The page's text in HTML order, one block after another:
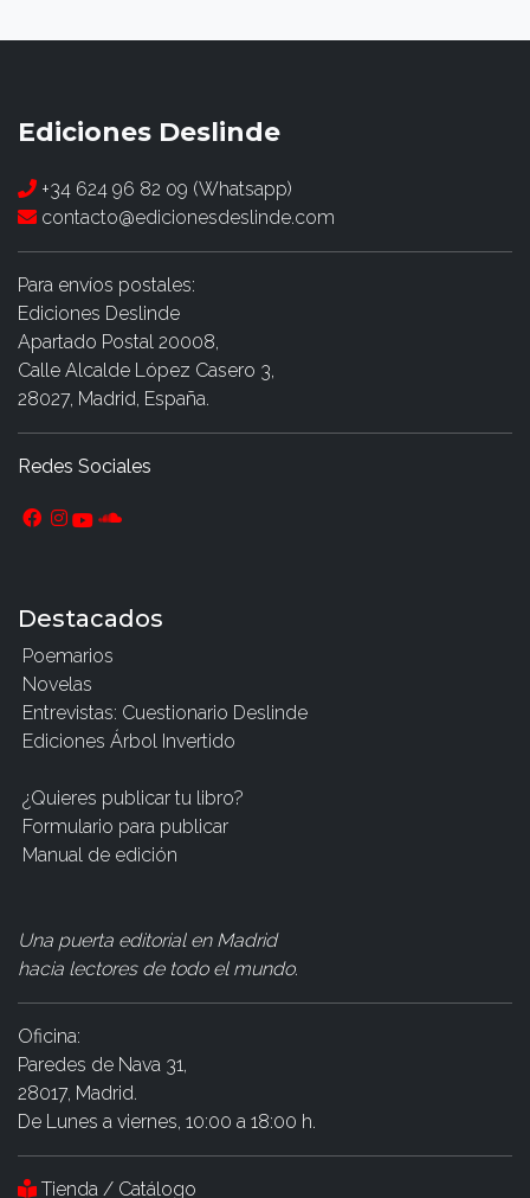
Ediciones Deslinde
+34 624 96 82 09 (Whatsapp)
contacto@edicionesdeslinde.com
Para envíos postales:
Ediciones Deslinde
Apartado Postal 20008,
Calle Alcalde López Casero 3,
28027, Madrid, España.
Redes Sociales
Destacados
Poemarios
Novelas
Entrevistas: Cuestionario Deslinde
Ediciones Árbol Invertido
¿Quieres publicar tu libro?
Formulario para publicar
Manual de edición
Una puerta editorial en Madrid
hacia lectores de todo el mundo.
Oficina:
Paredes de Nava 31,
28017, Madrid.
De Lunes a viernes, 10:00 a 18:00 h.
Tienda / Catálogo